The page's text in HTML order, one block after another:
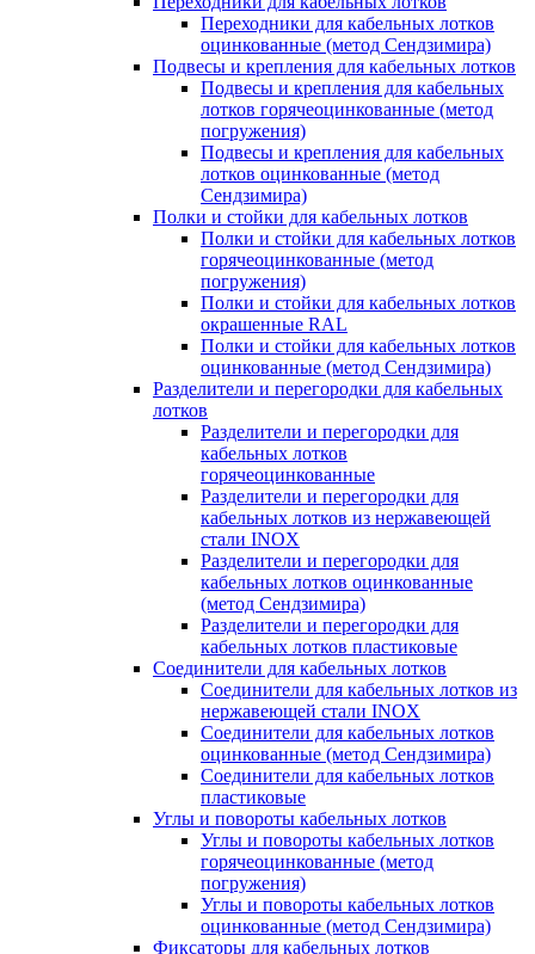
Переходники для кабельных лотков
оцинкованные (метод Сендзимира)
Подвесы и крепления для кабельных лотков
Подвесы и крепления для кабельных
лотков горячеоцинкованные (метод
погружения)
Подвесы и крепления для кабельных
лотков оцинкованные (метод
Сендзимира)
Полки и стойки для кабельных лотков
Полки и стойки для кабельных лотков
горячеоцинкованные (метод
погружения)
Полки и стойки для кабельных лотков
окрашенные RAL
Полки и стойки для кабельных лотков
оцинкованные (метод Сендзимира)
Разделители и перегородки для кабельных
лотков
Разделители и перегородки для
кабельных лотков
горячеоцинкованные
Разделители и перегородки для
кабельных лотков из нержавеющей
стали INOX
Разделители и перегородки для
кабельных лотков оцинкованные
(метод Сендзимира)
Разделители и перегородки для
кабельных лотков пластиковые
Соединители для кабельных лотков
Соединители для кабельных лотков из
нержавеющей стали INOX
Соединители для кабельных лотков
оцинкованные (метод Сендзимира)
Соединители для кабельных лотков
пластиковые
Углы и повороты кабельных лотков
Углы и повороты кабельных лотков
горячеоцинкованные (метод
погружения)
Углы и повороты кабельных лотков
оцинкованные (метод Сендзимира)
Фиксаторы для кабельных лотков